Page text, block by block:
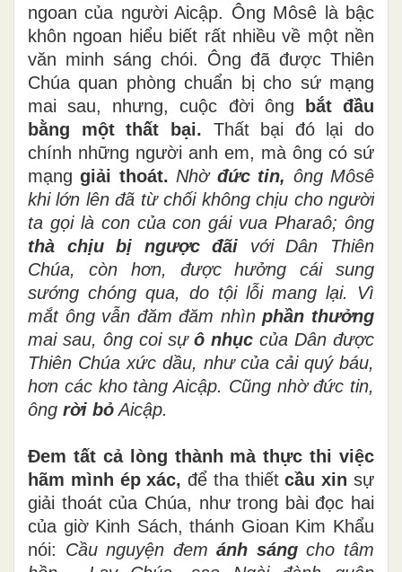
ngoan của người Aicập. Ông Môsê là bậc
khôn ngoan hiểu biết rất nhiều về một nền
văn minh sáng chói. Ông đã được Thiên
Chúa quan phòng chuẩn bị cho sứ mạng
mai sau, nhưng, cuộc đời ông bắt đầu
bằng một thất bại. Thất bại đó lại do
chính những người anh em, mà ông có sứ
mạnggiải thoát. Nhờ đức tin, ông Môsê
khi lớn lên đã từ chối không chịu cho người
ta gọi là con của con gái vua Pharaô; ông
thà chịu bị ngược đãi với Dân Thiên
Chúa, còn hơn, được hưởng cái sung
sướng chóng qua, do tội lỗi mang lại.
Vì
mắt ông vẫn đăm đăm nhìnphần thưởng
mai sau, ông coi sựô nhục của Dân được
Thiên Chúa xức dầu, như của cải quý báu,
hơn các kho tàng Aicập. Cũng nhờ đức tin,
ông rời bỏAicập.
Đem tất cả lòng thành mà thực thi việc
hãm mình ép xác,để tha thiếtcầu xin sự
giải thoát của Chúa, như trong bài đọc hai
của giờ Kinh Sách, thánh Gioan Kim Khẩu
nói: Cầu nguyện đemánh sángcho tâm